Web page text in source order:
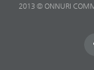
2013 © ONNURI